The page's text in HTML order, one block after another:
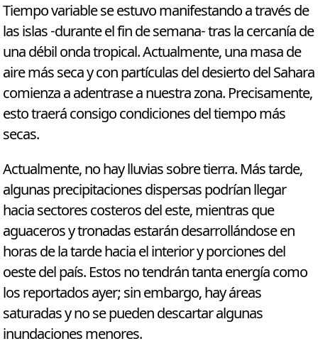
Tiempo variable se estuvo manifestando a través de
las islas -durante el fin de semana- tras la cercanía de
una débil onda tropical. Actualmente, una masa de
aire más seca y con partículas del desierto del Sahara
comienza a adentrase a nuestra zona. Precisamente,
esto traerá consigo condiciones del tiempo más
secas.
Actualmente, no hay lluvias sobre tierra. Más tarde,
algunas precipitaciones dispersas podrían llegar
hacia sectores costeros del este, mientras que
aguaceros y tronadas estarán desarrollándose en
horas de la tarde hacia el interior y porciones del
oeste del país. Estos no tendrán tanta energía como
los reportados ayer; sin embargo, hay áreas
saturadas y no se pueden descartar algunas
inundaciones menores.